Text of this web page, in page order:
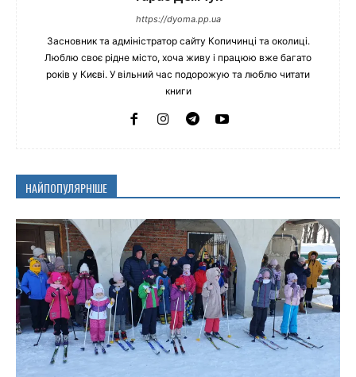
https://dyoma.pp.ua
Засновник та адміністратор сайту Копичинці та околиці.
Люблю своє рідне місто, хоча живу і працюю вже багато
років у Києві. У вільний час подорожую та люблю читати
книги
НАЙПОПУЛЯРНІШЕ